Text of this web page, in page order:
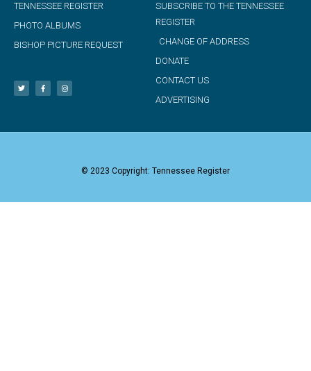
TENNESSEE REGISTER
PHOTO ALBUMS
BISHOP PICTURE REQUEST
SUBSCRIBE TO THE TENNESSEE
REGISTER
CHANGE OF ADDRESS
DONATE
CONTACT US
ADVERTISING
© 2023 Copyright: Tennessee Register